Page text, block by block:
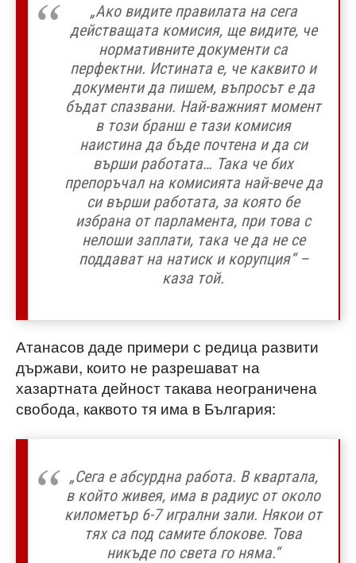
„Ако видите правилата на сега
действащата комисия, ще видите, че
нормативните документи са
перфектни. Истината е, че каквито и
документи да пишем, въпросът е да
бъдат спазвани. Най-важният момент
в този бранш е тази комисия
наистина да бъде почтена и да си
върши работата… Така че бих
препоръчал на комисията най-вече да
си върши работата, за която бе
избрана от парламента, при това с
нелоши заплати, така че да не се
поддават на натиск и корупция“ –
каза той.
Атанасов даде примери с редица развити
държави, които не разрешават на
хазартната дейност такава неограничена
свобода, каквото тя има в България:
„Сега е абсурдна работа. В квартала,
в който живея, има в радиус от около
километър 6-7 игрални зали. Някои от
тях са под самите блокове. Това
никъде по света го няма.“